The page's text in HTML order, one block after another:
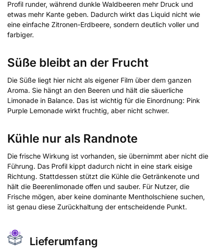
Profil runder, während dunkle Waldbeeren mehr Druck und
etwas mehr Kante geben. Dadurch wirkt das Liquid nicht wie
eine einfache Zitronen-Erdbeere, sondern deutlich voller und
farbiger.
Süße bleibt an der Frucht
Die Süße liegt hier nicht als eigener Film über dem ganzen
Aroma. Sie hängt an den Beeren und hält die säuerliche
Limonade in Balance. Das ist wichtig für die Einordnung: Pink
Purple Lemonade wirkt fruchtig, aber nicht schwer.
Kühle nur als Randnote
Die frische Wirkung ist vorhanden, sie übernimmt aber nicht die
Führung. Das Profil kippt dadurch nicht in eine stark eisige
Richtung. Stattdessen stützt die Kühle die Getränkenote und
hält die Beerenlimonade offen und sauber. Für Nutzer, die
Frische mögen, aber keine dominante Mentholschiene suchen,
ist genau diese Zurückhaltung der entscheidende Punkt.
Lieferumfang